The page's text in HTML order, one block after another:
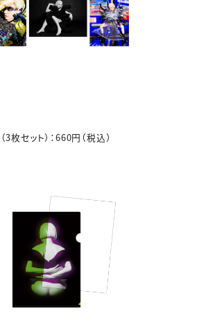
枚セット）：660円（税込）